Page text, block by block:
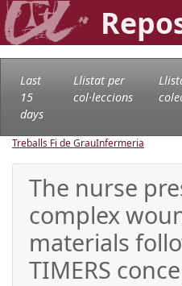
Last
15
days
Llistat per
col·leccions
Treballs Fi de GrauInfermeria
The nurse
complex
materials
TIMERS